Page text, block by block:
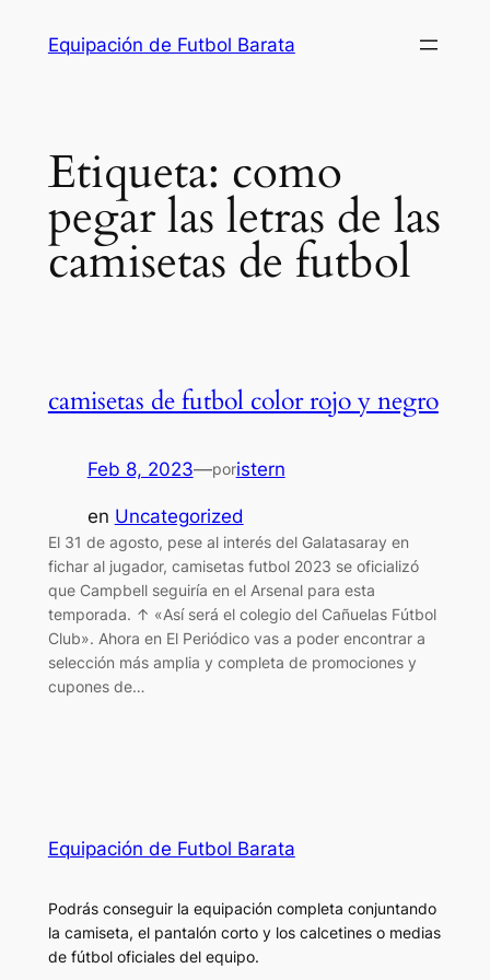
Equipación de Futbol Barata
Etiqueta: como
pegar las letras de las
camisetas de futbol
camisetas de futbol color rojo y negro
Feb 8, 2023—poristern
en Uncategorized
El 31 de agosto, pese al interés del Galatasaray en
fichar al jugador, camisetas futbol 2023 se oficializó
que Campbell seguiría en el Arsenal para esta
temporada. ↑ «Así será el colegio del Cañuelas Fútbol
Club». Ahora en El Periódico vas a poder encontrar a
selección más amplia y completa de promociones y
cupones de…
Equipación de Futbol Barata
Podrás conseguir la equipación completa conjuntando
la camiseta, el pantalón corto y los calcetines o medias
de fútbol oficiales del equipo.